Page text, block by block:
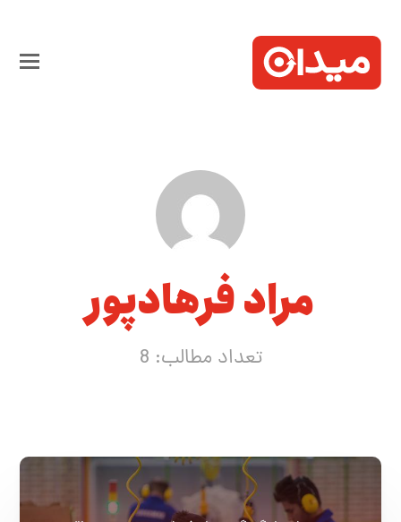
مراد فرهادپور
تعداد مطالب: 8